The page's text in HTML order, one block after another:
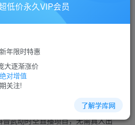
费后查看
10
立即购买
登录！建议登陆后购买，可保存购买订单
音武动时空直播项目，无需真人出
低价永久VIP会员
年限时特惠
大逐渐涨价
对增值
关注!
了解学库网